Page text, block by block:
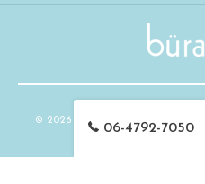
06-4792-7050
© 2026 大阪府大阪市の脱毛なら